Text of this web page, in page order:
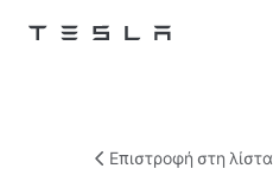
Tesla
Επιστροφή στη λίστα